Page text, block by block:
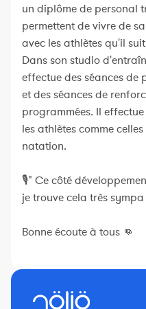
un diplôme de personal
permettent de vivre de
avec les athlètes qu'il
Dans son studio
effectue des séances
et des séances de
programmées. Il
les athlètes comme
natation.
🎙" Ce côté
je trouve cela très
Bonne écoute à tous 👊